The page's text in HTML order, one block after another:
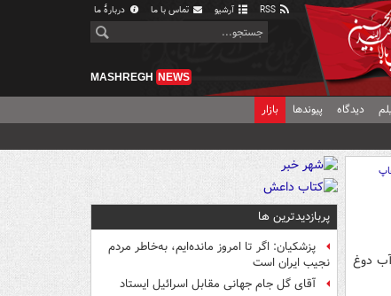
آرشیو تماس با ما دربارهٔ ما
MASHREGH NEWS
دیدگاه پیوندها بازار
دوغ
پربازدیدترین ها
پزشکیان: اگر تا امروز مانده‌ایم، به‌خاطر مردم
نجیب ایران است
آقای گل جام جهانی مقابل اسرائیل ایستاد